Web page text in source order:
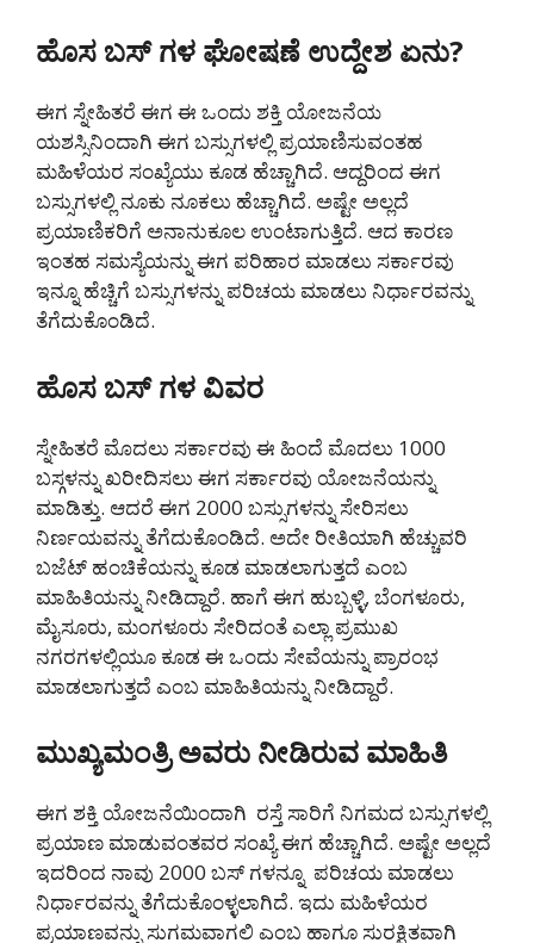
ಹೊಸ ಬಸ್ ಗಳ ಘೋಷಣೆ ಉದ್ದೇಶ ಏನು?
ಈಗ ಸ್ನೇಹಿತರೆ ಈಗ ಈ ಒಂದು ಶಕ್ತಿ ಯೋಜನೆಯ
ಯಶಸ್ಸಿನಿಂದಾಗಿ ಈಗ ಬಸ್ಸುಗಳಲ್ಲಿ ಪ್ರಯಾಣಿಸುವಂತಹ
ಮಹಿಳೆಯರ ಸಂಖ್ಯೆಯು ಕೂಡ ಹೆಚ್ಚಾಗಿದೆ. ಆದ್ದರಿಂದ ಈಗ
ಬಸ್ಸುಗಳಲ್ಲಿ ನೂಕು ನೂಕಲು ಹೆಚ್ಚಾಗಿದೆ. ಅಷ್ಟೇ ಅಲ್ಲದೆ
ಪ್ರಯಾಣಿಕರಿಗೆ ಅನಾನುಕೂಲ ಉಂಟಾಗುತ್ತಿದೆ. ಆದ ಕಾರಣ
ಇಂತಹ ಸಮಸ್ಯೆಯನ್ನು ಈಗ ಪರಿಹಾರ ಮಾಡಲು ಸರ್ಕಾರವು
ಇನ್ನೂ ಹೆಚ್ಚಿಗೆ ಬಸ್ಸುಗಳನ್ನು ಪರಿಚಯ ಮಾಡಲು ನಿರ್ಧಾರವನ್ನು
ತೆಗೆದುಕೊಂಡಿದೆ.
ಹೊಸ ಬಸ್ ಗಳ ವಿವರ
ಸ್ನೇಹಿತರೆ ಮೊದಲು ಸರ್ಕಾರವು ಈ ಹಿಂದೆ ಮೊದಲು 1000
ಬಸ್ಗಳನ್ನು ಖರೀದಿಸಲು ಈಗ ಸರ್ಕಾರವು ಯೋಜನೆಯನ್ನು
ಮಾಡಿತ್ತು. ಆದರೆ ಈಗ 2000 ಬಸ್ಸುಗಳನ್ನು ಸೇರಿಸಲು
ನಿರ್ಣಯವನ್ನು ತೆಗೆದುಕೊಂಡಿದೆ. ಅದೇ ರೀತಿಯಾಗಿ ಹೆಚ್ಚುವರಿ
ಬಜೆಟ್ ಹಂಚಿಕೆಯನ್ನು ಕೂಡ ಮಾಡಲಾಗುತ್ತದೆ ಎಂಬ
ಮಾಹಿತಿಯನ್ನು ನೀಡಿದ್ದಾರೆ. ಹಾಗೆ ಈಗ ಹುಬ್ಬಳ್ಳಿ, ಬೆಂಗಳೂರು,
ಮೈಸೂರು, ಮಂಗಳೂರು ಸೇರಿದಂತೆ ಎಲ್ಲಾ ಪ್ರಮುಖ
ನಗರಗಳಲ್ಲಿಯೂ ಕೂಡ ಈ ಒಂದು ಸೇವೆಯನ್ನು ಪ್ರಾರಂಭ
ಮಾಡಲಾಗುತ್ತದೆ ಎಂಬ ಮಾಹಿತಿಯನ್ನು ನೀಡಿದ್ದಾರೆ.
ಮುಖ್ಯಮಂತ್ರಿ ಅವರು ನೀಡಿರುವ ಮಾಹಿತಿ
ಈಗ ಶಕ್ತಿ ಯೋಜನೆಯಿಂದಾಗಿ ರಸ್ತೆ ಸಾರಿಗೆ ನಿಗಮದ ಬಸ್ಸುಗಳಲ್ಲಿ
ಪ್ರಯಾಣ ಮಾಡುವಂತವರ ಸಂಖ್ಯೆ ಈಗ ಹೆಚ್ಚಾಗಿದೆ. ಅಷ್ಟೇ ಅಲ್ಲದೆ
ಇದರಿಂದ ನಾವು 2000 ಬಸ್ ಗಳನ್ನೂ ಪರಿಚಯ ಮಾಡಲು
ನಿರ್ಧಾರವನ್ನು ತೆಗೆದುಕೊಂಳ್ಳಲಾಗಿದೆ. ಇದು ಮಹಿಳೆಯರ
ಪ್ರಯಾಣವನ್ನು ಸುಗಮವಾಗಲಿ ಎಂಬ ಹಾಗೂ ಸುರಕ್ಷಿತವಾಗಿ